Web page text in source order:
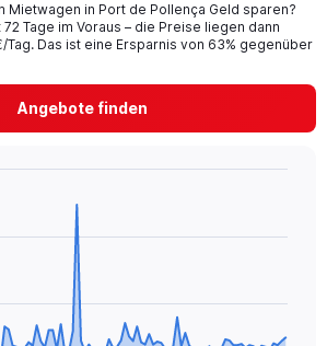
Mietwagen in Port de Pollença Geld sparen?
Tage im Voraus – die Preise liegen dann
Tag. Das ist eine Ersparnis von 63% gegenüber
Angebote finden